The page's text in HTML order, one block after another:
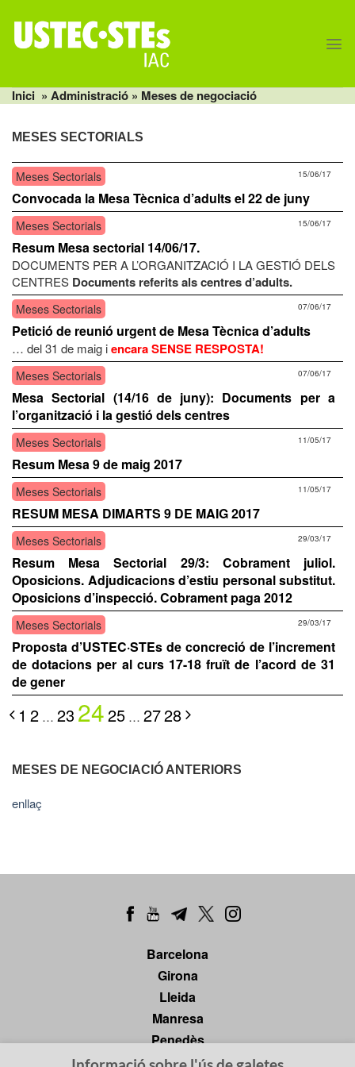
content
Inici » Administració » Meses de negociació
MESES SECTORIALS
Meses Sectorials 15/06/17
Convocada la Mesa Tècnica d’adults el 22 de juny
Meses Sectorials 15/06/17
Resum Mesa sectorial 14/06/17.
DOCUMENTS PER A L’ORGANITZACIÓ I LA GESTIÓ DELS
CENTRES Documents referits als centres d’adults.
Meses Sectorials 07/06/17
Petició de reunió urgent de Mesa Tècnica d’adults
… del 31 de maig iencara SENSE RESPOSTA!
Meses Sectorials 07/06/17
Mesa Sectorial (14/16 de juny): Documents per a
l’organització i la gestió dels centres
Meses Sectorials 11/05/17
Resum Mesa 9 de maig 2017
Meses Sectorials 11/05/17
RESUM MESA DIMARTS 9 DE MAIG 2017
Meses Sectorials 29/03/17
Resum Mesa Sectorial 29/3: Cobrament juliol.
Oposicions. Adjudicacions d’estiu personal substitut.
Oposicions d’inspecció. Cobrament paga 2012
Meses Sectorials 29/03/17
Proposta d’USTEC·STEs de concreció de l’increment
de dotacions per al curs 17-18 fruït de l’acord de 31
de gener
1 2 … 23 2425 … 2728
MESES DE NEGOCIACIÓ ANTERIORS
enllaç
Barcelona
Girona
Lleida
Manresa
Penedès
Tarragona